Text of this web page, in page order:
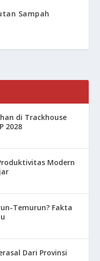
Sampah
di Trackhouse
2028
Modern
Temurun? Fakta
Dari Provinsi